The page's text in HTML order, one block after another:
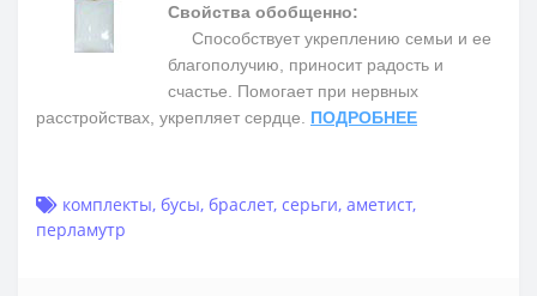
Свойства обобщенно:
Способствует укреплению семьи и ее
благополучию, приносит радость и
счастье. Помогает при нервных
расстройствах, укрепляет сердце. ПОДРОБНЕЕ
комплекты, бусы, браслет, серьги, аметист,
перламутр